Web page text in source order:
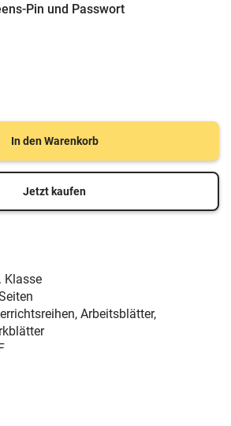
Pin und Passwort
In den Warenkorb
Jetzt kaufen
Klasse
Arbeitsblätter,